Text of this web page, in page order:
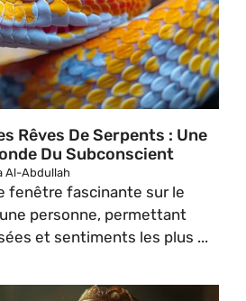
Rêves De Serpents : Une
Du Subconscient
Al-Abdullah
fenêtre fascinante sur le
personne, permettant
et sentiments les plus ...